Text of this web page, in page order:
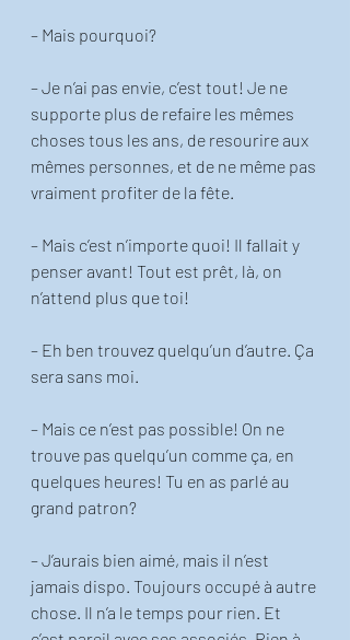
– Mais pourquoi?
– Je n’ai pas envie, c’est tout! Je ne
supporte plus de refaire les mêmes
choses tous les ans, de resourire aux
mêmes personnes, et de ne même pas
vraiment profiter de la fête.
– Mais c’est n’importe quoi! Il fallait y
penser avant! Tout est prêt, là, on
n’attend plus que toi!
– Eh ben trouvez quelqu’un d’autre. Ça
sera sans moi.
– Mais ce n’est pas possible! On ne
trouve pas quelqu’un comme ça, en
quelques heures! Tu en as parlé au
grand patron?
– J’aurais bien aimé, mais il n’est
jamais dispo. Toujours occupé à autre
chose. Il n’a le temps pour rien. Et